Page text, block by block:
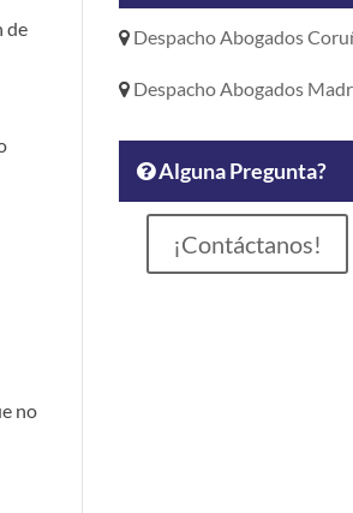
de
no
Despacho Abogados
Despacho Abogados
Alguna Pregunta?
¡Contáctanos!